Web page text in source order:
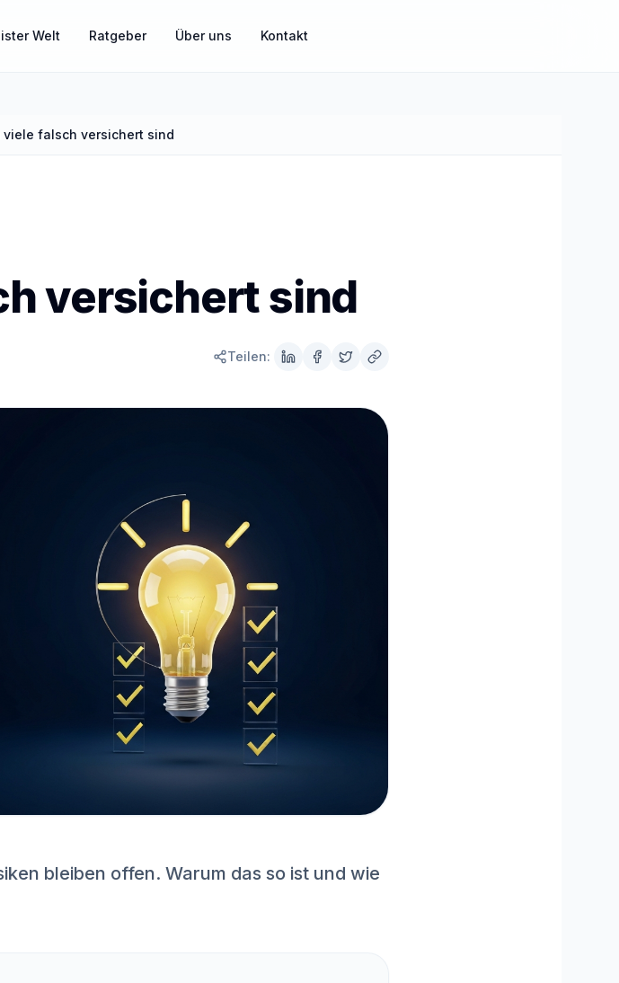
Sachwerte und Gold als Ergänzung
MisterPilot
Strom und Gas optimieren
Welt Ratgeber Über uns Kontakt
viele falsch versichert sind
versichert sind
Teilen:
bleiben offen. Warum das so ist und wie